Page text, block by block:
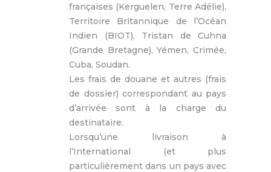
françaises (Kerguelen, Terre Adélie),
Territoire Britannique de l’Océan
Indien (BIOT), Tristan de Cuhna
(Grande Bretagne), Yémen, Crimée,
Cuba, Soudan.
Les frais de douane et autres (frais
de dossier) correspondant au pays
d’arrivée sont à la charge du
destinataire.
Lorsqu’une livraison à
l’International (et plus
particulièrement dans un pays avec